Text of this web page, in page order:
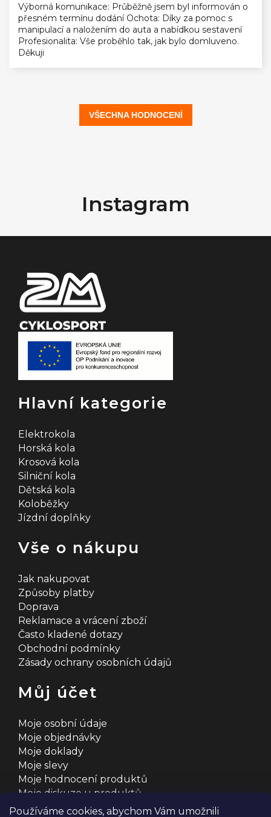
Používáme cookies, abychom Vám umožnili
Výborná komunikace: Průběžně jsem byl informován o
přesném termínu dodání Ochota: Díky za pomoc s
manipulací a naložením do auta a nabídkou sestavení
Profesionalita: Vše proběhlo tak, jak bylo domluveno.
Děkuji
VŠECHNA HODNOCENÍ
t
Instagram
Hlavní kategorie
Elektrokola
Horská kola
Krosová kola
Silniční kola
Dětská kola
Koloběžky
Jízdní doplňky
Vše o nákupu
Jak nakupovat
Způsoby platby
Doprava
Reklamace a vrácení zboží
Často kladené dotazy
Obchodní podmínky
Zásady ochrany osobních údajů
Můj účet
Moje osobní údaje
Moje objednávky
Moje doklady
Moje slevy
Moje hodnocení produktů
Moje diskuze u produktů